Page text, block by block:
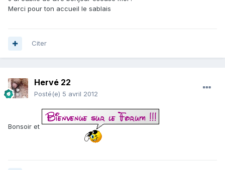
Merci pour ton accueil le sablais
Citer
Hervé 22
Posté(e) 5 avril 2012
Bonsoir et